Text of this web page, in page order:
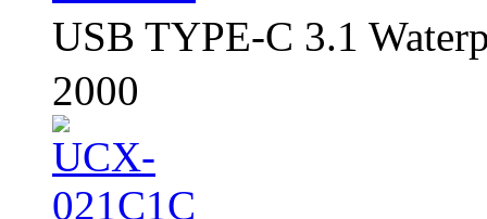
USB TYPE-C 3.1
2000